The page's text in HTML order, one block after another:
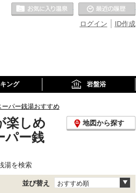
ID作成
ログイン
お気に入りの温泉
ング 岩盤浴
パー銭湯おすすめ
楽しめ
パー銭
地図から探す
湯を検索
並び替え おすすめ順